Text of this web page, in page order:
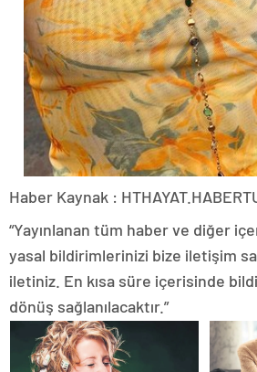
Haber Kaynak :
“Yayınlanan tüm haber ve diğer
yasal bildirimlerinizi bize iletişim
iletiniz. En kısa süre içerisinde
dönüş sağlanılacaktır.”